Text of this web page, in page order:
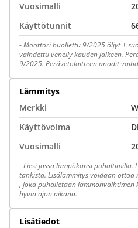
Vuosimalli
Käyttötunnit
-Moottori huollettu 9/2025 öljyt +
vaihdettu veneily kauden jälkeen.
9/2025. Perävetolaitteen anodit
Lämmitys
Merkki
Käyttövoima
Vuosimalli
-Liesi jossa lämpökansi puhaltimilla.
tankista. Lisälämmitys voidaan
, joka puhalletaan
hyvin ajon aikana.
Lisätiedot